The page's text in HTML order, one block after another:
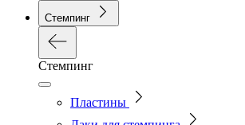
Стемпинг
Стемпинг
Пластины